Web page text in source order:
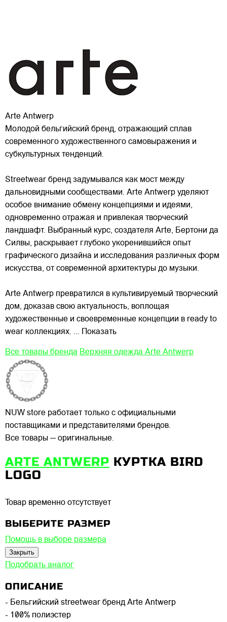
Arte Antwerp
Молодой бельгийский бренд, отражающий сплав
современного художественного самовыражения и
субкультурных тенденций.
Streetwear бренд задумывался как мост между
дальновидными сообществами. Arte Antwerp уделяют
особое внимание обмену концепциями и идеями,
одновременно отражая и привлекая творческий
ландшафт. Выбранный курс, создателя Arte, Бертони да
Силвы, раскрывает глубоко укоренившийся опыт
графического дизайна и исследования различных форм
искусства, от современной архитектуры до музыки.
Arte Antwerp превратился в культивируемый творческий
дом, доказав свою актуальность, воплощая
художественные и своевременные концепции в ready to
wear коллекциях. ... Показать
Все товары бренда Верхняя одежда Arte Antwerp
NUW store работает только с официальными
поставщиками и представителями брендов.
Все товары — оригинальные.
ARTE ANTWERP КУРТКА BIRD
LOGO
Товар временно отсутствует
ВЫБЕРИТЕ РАЗМЕР
Помощь в выборе размера
Закрыть
Подобрать аналог
ОПИСАНИЕ
- Бельгийский streetwear бренд Arte Antwerp
- 100% полиэстер